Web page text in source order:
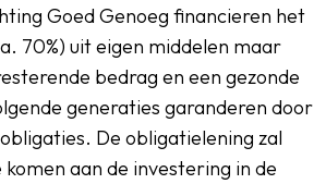
Goed Genoeg financieren het
70%) uit eigen middelen maar
bedrag en een gezonde
generaties garanderen door
De obligatielening zal
aan de investering in de